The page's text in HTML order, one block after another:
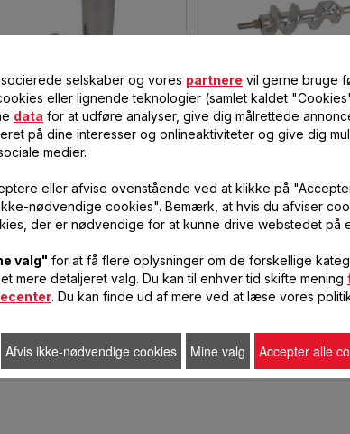
AF ALUMINIUM
SS-193512
Charcuteri efter behov
140,00 DKK
lager
INDKØBSVOGN
ENDELØS
193513
109,00
På
lager
INDKØBSVOGN
selskaber og vores partnere vil gerne bruge
eller lignende teknologier (samlet kaldet
data for at udføre analyser, give dig målrettede
på dine interesser og onlineaktiviteter og give dig
medier.
eller afvise ovenstående ved at klikke på
nødvendige cookies". Bemærk, at hvis du afviser
der er nødvendige for at kunne drive webstedet på
valg" for at få flere oplysninger om de forskellige
mere detaljeret valg. Du kan til enhver tid skifte mening
. Du kan finde ud af mere ved at læse vores
Afvis ikke-nødvendige cookies Mine valg Accepter alle